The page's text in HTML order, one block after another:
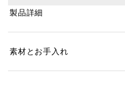
描かれています。同じデザイ
製品詳細
素材とお手入れ